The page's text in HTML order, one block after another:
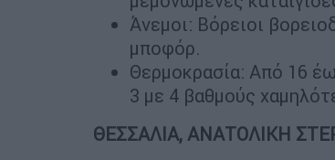
Άνεμοι: Βόρειοι
μποφόρ.
Θερμοκρασία: Από 16
3 με 4 βαθμούς
ΘΕΣΣΑΛΙΑ, ΑΝΑΤΟΛΙΚΗ